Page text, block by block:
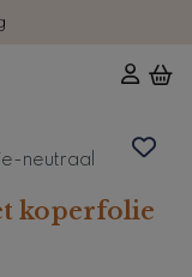
neutraal
koperfolie